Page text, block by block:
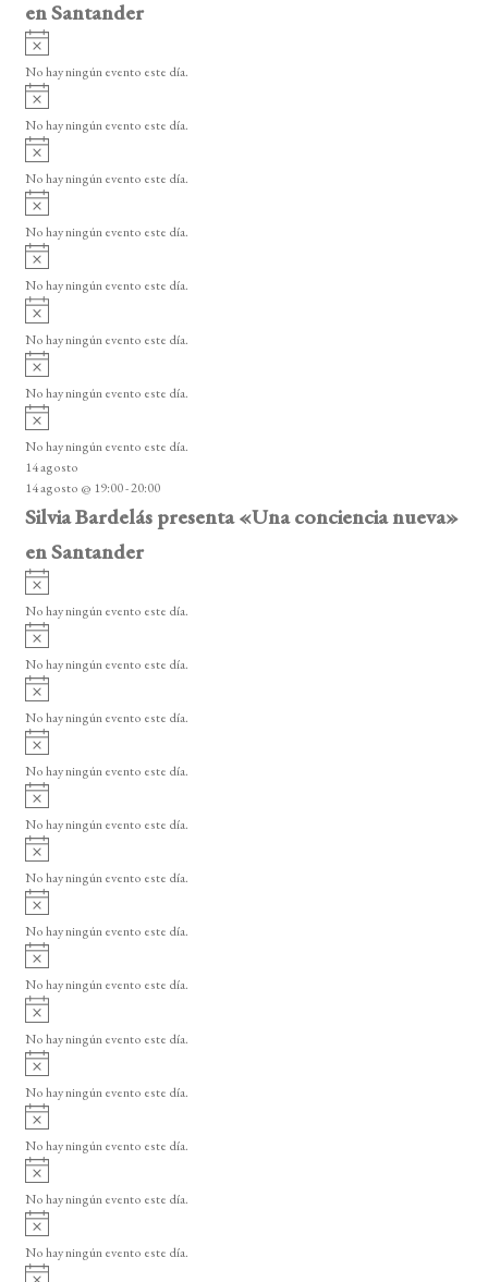
en Santander
A
v
i
o
No hay ningún evento este día.
A
v
i
o
No hay ningún evento este día.
A
v
i
o
No hay ningún evento este día.
A
v
i
o
No hay ningún evento este día.
A
v
i
o
No hay ningún evento este día.
A
v
i
o
No hay ningún evento este día.
A
v
i
o
No hay ningún evento este día.
A
v
i
s
o
No hay ningún evento este día.
14 agosto
14 agosto @ 19:00-20:00
Silvia Bardelás presenta «Una conciencia nueva»
en Santander
A
v
i
o
No hay ningún evento este día.
A
v
i
o
No hay ningún evento este día.
A
v
i
o
No hay ningún evento este día.
A
v
i
o
No hay ningún evento este día.
A
v
i
o
No hay ningún evento este día.
A
v
i
o
No hay ningún evento este día.
A
v
i
o
No hay ningún evento este día.
A
v
i
o
No hay ningún evento este día.
A
v
i
o
No hay ningún evento este día.
A
v
i
o
No hay ningún evento este día.
A
v
i
o
No hay ningún evento este día.
A
v
i
o
No hay ningún evento este día.
A
v
i
No hay ningún evento este día.
A